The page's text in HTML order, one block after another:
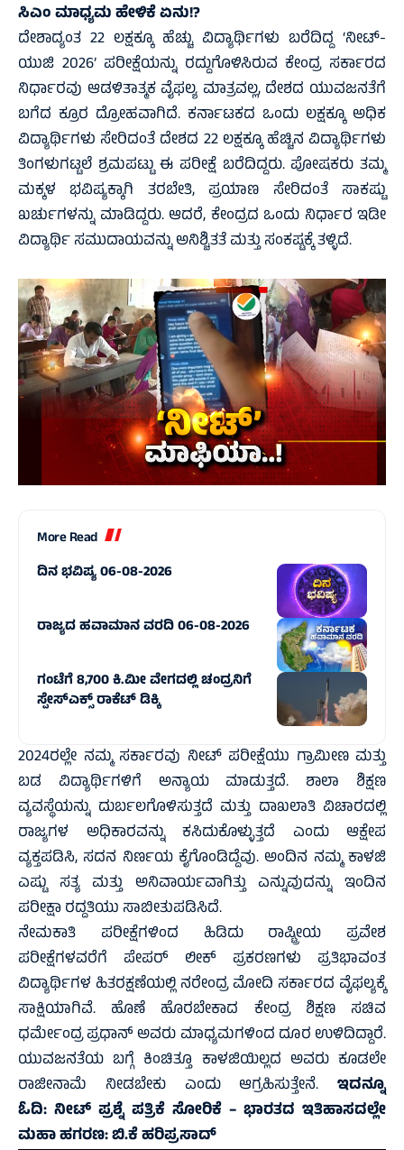
ಸಿಎಂ ಮಾಧ್ಯಮ ಹೇಳಿಕೆ ಏನು!?
ದೇಶಾದ್ಯಂತ 22 ಲಕ್ಷಕ್ಕೂ ಹೆಚ್ಚು ವಿದ್ಯಾರ್ಥಿಗಳು ಬರೆದಿದ್ದ ‘ನೀಟ್-
ಯುಜಿ 2026’ ಪರೀಕ್ಷೆಯನ್ನು ರದ್ದುಗೊಳಿಸಿರುವ ಕೇಂದ್ರ ಸರ್ಕಾರದ
ನಿರ್ಧಾರವು ಆಡಳಿತಾತ್ಮಕ ವೈಫಲ್ಯ ಮಾತ್ರವಲ್ಲ, ದೇಶದ ಯುವಜನತೆಗೆ
ಬಗೆದ ಕ್ರೂರ ದ್ರೋಹವಾಗಿದೆ. ಕರ್ನಾಟಕದ ಒಂದು ಲಕ್ಷಕ್ಕೂ ಅಧಿಕ
ವಿದ್ಯಾರ್ಥಿಗಳು ಸೇರಿದಂತೆ ದೇಶದ 22 ಲಕ್ಷಕ್ಕೂ ಹೆಚ್ಚಿನ ವಿದ್ಯಾರ್ಥಿಗಳು
ತಿಂಗಳುಗಟ್ಟಲೆ ಶ್ರಮಪಟ್ಟು ಈ ಪರೀಕ್ಷೆ ಬರೆದಿದ್ದರು. ಪೋಷಕರು ತಮ್ಮ
ಮಕ್ಕಳ ಭವಿಷ್ಯಕ್ಕಾಗಿ ತರಬೇತಿ, ಪ್ರಯಾಣ ಸೇರಿದಂತೆ ಸಾಕಷ್ಟು
ಖರ್ಚುಗಳನ್ನು ಮಾಡಿದ್ದರು. ಆದರೆ, ಕೇಂದ್ರದ ಒಂದು ನಿರ್ಧಾರ ಇಡೀ
ವಿದ್ಯಾರ್ಥಿ ಸಮುದಾಯವನ್ನು ಅನಿಶ್ಚಿತತೆ ಮತ್ತು ಸಂಕಷ್ಟಕ್ಕೆ ತಳ್ಳಿದೆ.
More Read
ದಿನ ಭವಿಷ್ಯ 06-08-2026
ರಾಜ್ಯದ ಹವಾಮಾನ ವರದಿ 06-08-2026
ಗಂಟೆಗೆ 8,700 ಕಿ.ಮೀ ವೇಗದಲ್ಲಿ ಚಂದ್ರನಿಗೆ
ಸ್ಪೇಸ್‌ಎಕ್ಸ್ ರಾಕೆಟ್ ಡಿಕ್ಕಿ
2024ರಲ್ಲೇ ನಮ್ಮ ಸರ್ಕಾರವು ನೀಟ್ ಪರೀಕ್ಷೆಯು ಗ್ರಾಮೀಣ ಮತ್ತು
ಬಡ ವಿದ್ಯಾರ್ಥಿಗಳಿಗೆ ಅನ್ಯಾಯ ಮಾಡುತ್ತದೆ. ಶಾಲಾ ಶಿಕ್ಷಣ
ವ್ಯವಸ್ಥೆಯನ್ನು ದುರ್ಬಲಗೊಳಿಸುತ್ತದೆ ಮತ್ತು ದಾಖಲಾತಿ ವಿಚಾರದಲ್ಲಿ
ರಾಜ್ಯಗಳ ಅಧಿಕಾರವನ್ನು ಕಸಿದುಕೊಳ್ಳುತ್ತದೆ ಎಂದು ಆಕ್ಷೇಪ
ವ್ಯಕ್ತಪಡಿಸಿ, ಸದನ ನಿರ್ಣಯ ಕೈಗೊಂಡಿದ್ದೆವು. ಅಂದಿನ ನಮ್ಮ ಕಾಳಜಿ
ಎಷ್ಟು ಸತ್ಯ ಮತ್ತು ಅನಿವಾರ್ಯವಾಗಿತ್ತು ಎನ್ನುವುದನ್ನು ಇಂದಿನ
ಪರೀಕ್ಷಾ ರದ್ದತಿಯು ಸಾಬೀತುಪಡಿಸಿದೆ.
ನೇಮಕಾತಿ ಪರೀಕ್ಷೆಗಳಿಂದ ಹಿಡಿದು ರಾಷ್ಟ್ರೀಯ ಪ್ರವೇಶ
ಪರೀಕ್ಷೆಗಳವರೆಗೆ ಪೇಪರ್ ಲೀಕ್ ಪ್ರಕರಣಗಳು ಪ್ರತಿಭಾವಂತ
ವಿದ್ಯಾರ್ಥಿಗಳ ಹಿತರಕ್ಷಣೆಯಲ್ಲಿ ನರೇಂದ್ರ ಮೋದಿ ಸರ್ಕಾರದ ವೈಫಲ್ಯಕ್ಕೆ
ಸಾಕ್ಷಿಯಾಗಿವೆ. ಹೊಣೆ ಹೊರಬೇಕಾದ ಕೇಂದ್ರ ಶಿಕ್ಷಣ ಸಚಿವ
ಧರ್ಮೇಂದ್ರ ಪ್ರಧಾನ್ ಅವರು ಮಾಧ್ಯಮಗಳಿಂದ ದೂರ ಉಳಿದಿದ್ದಾರೆ.
ಯುವಜನತೆಯ ಬಗ್ಗೆ ಕಿಂಚಿತ್ತೂ ಕಾಳಜಿಯಿಲ್ಲದ ಅವರು ಕೂಡಲೇ
ರಾಜೀನಾಮೆ ನೀಡಬೇಕು ಎಂದು ಆಗ್ರಹಿಸುತ್ತೇನೆ. ಇದನ್ನೂ
ಓದಿ: ನೀಟ್ ಪ್ರಶ್ನೆ ಪತ್ರಿಕೆ ಸೋರಿಕೆ – ಭಾರತದ ಇತಿಹಾಸದಲ್ಲೇ
ಮಹಾ ಹಗರಣ: ಬಿ.ಕೆ ಹರಿಪ್ರಸಾದ್